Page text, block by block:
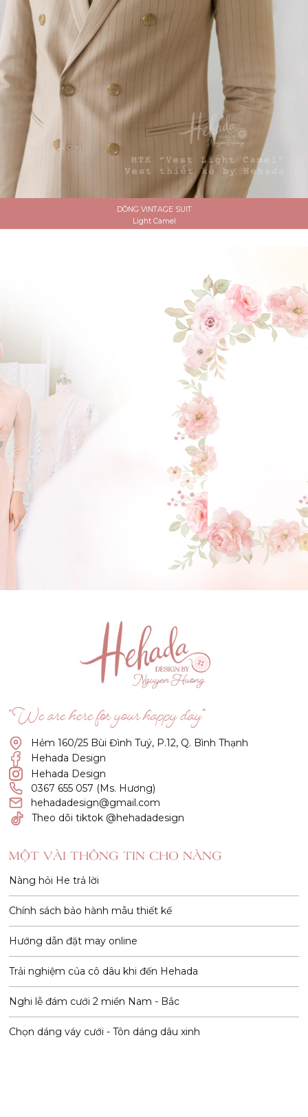
DÒNG VINTAGE SUIT
Light Camel
ĐẶT LỊCH HẸN
GẬT ĐẦU NHÉ NÀNG !
(Click vào đây để He và Nàng có 1 cuộc hẹn nà)
“We are here for your happy day”
Hẻm 160/25 Bùi Đình Tuý, P.12, Q. Bình Thạnh
Hehada Design
Hehada Design
0367 655 057 (Ms. Hương)
hehadadesign@gmail.com
Theo dõi tiktok @hehadadesign
MỘT VÀI THÔNG TIN CHO NÀNG
Nàng hỏi He trả lời
Chính sách bảo hành mẫu thiết kế
Hướng dẫn đặt may online
Trải nghiệm của cô dâu khi đến Hehada
Nghi lễ đám cưới 2 miền Nam - Bắc
Chọn dáng váy cưới - Tôn dáng dâu xinh